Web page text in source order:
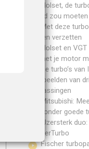
Holset, de
award zou
Met deze
bergen verzetten
Holset en
die met je motor
De turbo’s
voorbeelden van
toepassingen
Mitsubishi:
waaronder goede
IJzersterk
MasterTurbo
Fischer